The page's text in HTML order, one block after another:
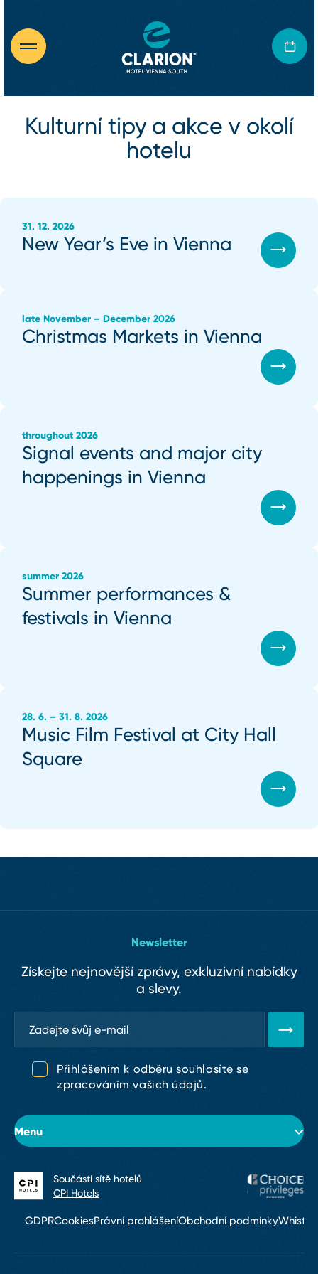
Kulturní tipy a akce v okolí
hotelu
31. 12. 2026
New Year’s Eve in Vienna
late November – December 2026
Christmas Markets in Vienna
throughout 2026
Signal events and major city
happenings in Vienna
summer 2026
Summer performances &
festivals in Vienna
28. 6. – 31. 8. 2026
Music Film Festival at City Hall
Square
Menu
O hotelu
Pokoje
Newsletter
Získejte nejnovější zprávy, exkluzivní nabídky
a slevy.
Přihlášením k odběru souhlasíte se
zpracováním vašich údajů.
GDPRCookiesPrávní prohlášeníObchodní podmínky
Součástí sítě hotelů
CPI Hotels